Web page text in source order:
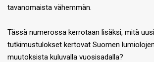
tavanomaista vähemmän.
Tässä numerossa kerrotaan lisäksi, mitä
tutkimustulokset kertovat Suomen
muutoksista kuluvalla vuosisadalla?